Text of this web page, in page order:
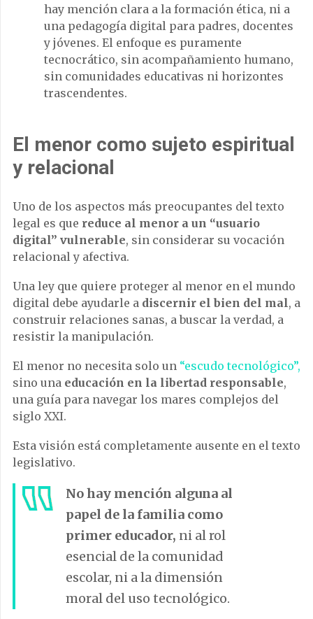
hay mención clara a la formación ética, ni a
una pedagogía digital para padres, docentes
y jóvenes. El enfoque es puramente
tecnocrático, sin acompañamiento humano,
sin comunidades educativas ni horizontes
trascendentes.
El menor como sujeto espiritual
y relacional
Uno de los aspectos más preocupantes del texto
legal es que reduce al menor a un “usuario
digital” vulnerable, sin considerar su vocación
relacional y afectiva.
Una ley que quiere proteger al menor en el mundo
digital debe ayudarle a discernir el bien del mal, a
construir relaciones sanas, a buscar la verdad, a
resistir la manipulación.
El menor no necesita solo un “escudo tecnológico”,
sino una educación en la libertad responsable,
una guía para navegar los mares complejos del
siglo XXI.
Esta visión está completamente ausente en el texto
legislativo.
No hay mención alguna al
papel de la familia como
primer educador, ni al rol
esencial de la comunidad
escolar, ni a la dimensión
moral del uso tecnológico.